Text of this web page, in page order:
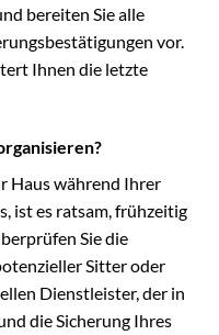
bereiten Sie alle
vor.
Ihnen die letzte
Haus während Ihrer
ist es ratsam, frühzeitig
Sie die
Sitter oder
Dienstleister, der in
die Sicherung Ihres